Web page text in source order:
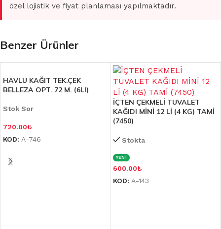
özel lojistik ve fiyat planlaması yapılmaktadır.
Benzer Ürünler
HAVLU KAĞIT TEK.ÇEK
BELLEZA OPT. 72 M. (6LI)
Stok Sor
720.00₺
KOD: A-746
İÇTEN ÇEKMELİ TUVALET
KAĞIDI MİNİ 12 Lİ (4 KG) TAMİ
(7450)
Stokta
YENİ
600.00₺
KOD: A-143